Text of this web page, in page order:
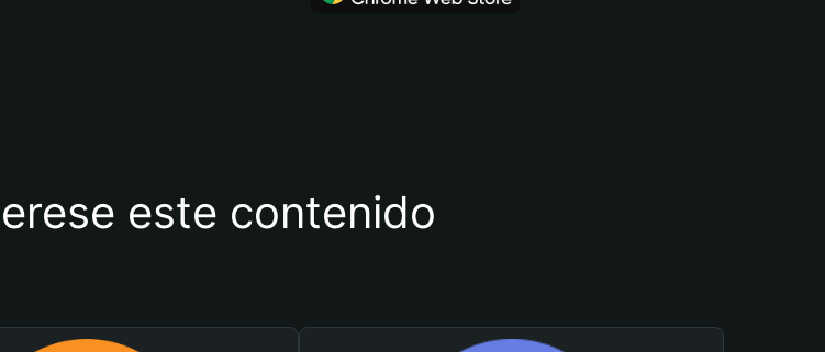
este contenido